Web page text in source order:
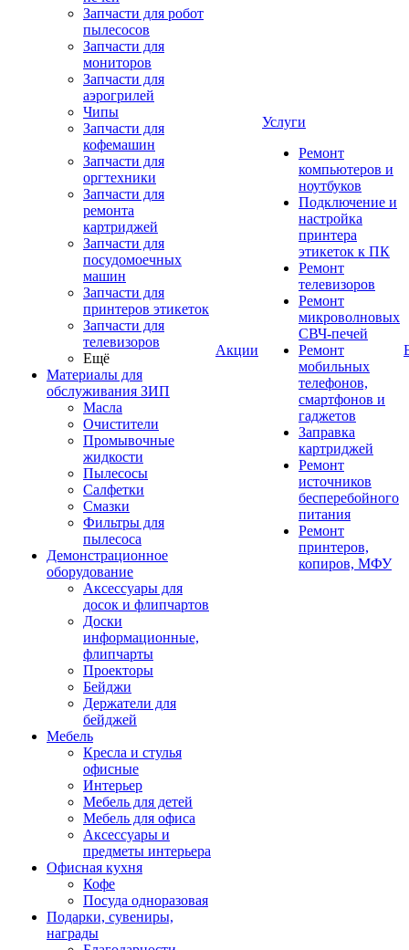
Запчасти для робот
пылесосов
Запчасти для
мониторов
Запчасти для
аэрогрилей
Чипы
Запчасти для
кофемашин
Запчасти для
оргтехники
Запчасти для
ремонта
картриджей
Запчасти для
посудомоечных
машин
Запчасти для
принтеров этикеток
Запчасти для
телевизоров
Ещё
Материалы для
обслуживания ЗИП
Масла
Очистители
Промывочные
жидкости
Пылесосы
Салфетки
Смазки
Фильтры для
пылесоса
Демонстрационное
оборудование
Аксессуары для
досок и флипчартов
Доски
информационные,
флипчарты
Проекторы
Бейджи
Держатели для
бейджей
Мебель
Кресла и стулья
офисные
Интерьер
Мебель для детей
Мебель для офиса
Аксессуары и
предметы интерьера
Офисная кухня
Кофе
Посуда одноразовая
Подарки, сувениры,
награды
Акции
Услуги
Ремонт
компьютеров и
ноутбуков
Подключение и
настройка
принтера
этикеток к ПК
Ремонт
телевизоров
Ремонт
микроволновых
СВЧ-печей
Ремонт
мобильных
телефонов,
смартфонов и
гаджетов
Заправка
картриджей
Ремонт
источников
бесперебойного
питания
Ремонт
принтеров,
копиров, МФУ